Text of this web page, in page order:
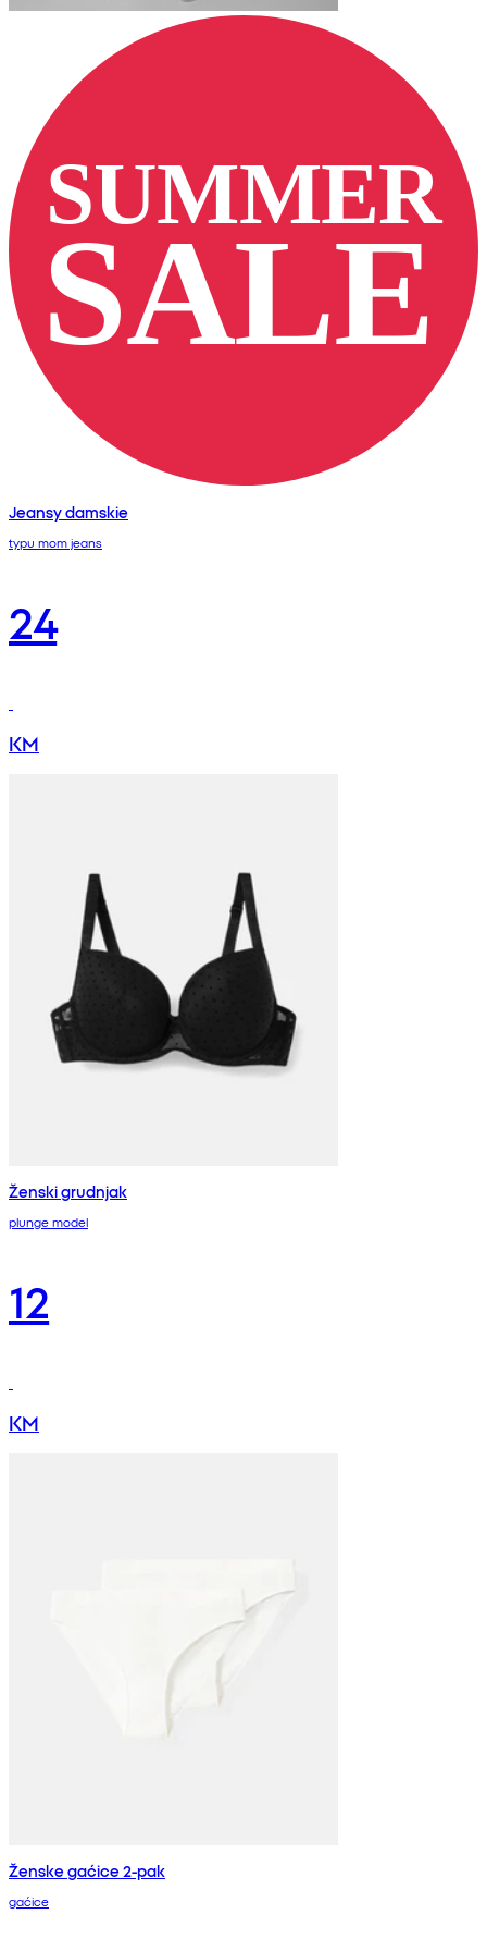
Jeansy damskie
typu mom jeans
24
KM
Ženski grudnjak
plunge model
12
KM
Ženske gaćice 2-pak
gaćice